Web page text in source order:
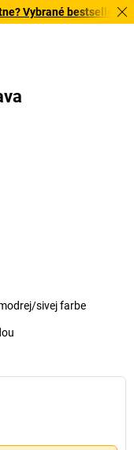
Vybrané bestsellery
sivej farbe